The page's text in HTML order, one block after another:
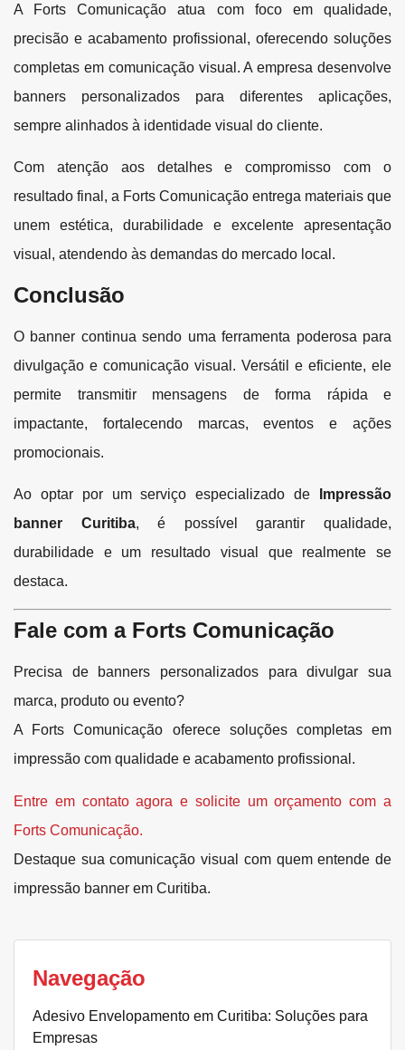
A Forts Comunicação atua com foco em qualidade,
precisão e acabamento profissional, oferecendo soluções
completas em comunicação visual. A empresa desenvolve
banners personalizados para diferentes aplicações,
sempre alinhados à identidade visual do cliente.
Com atenção aos detalhes e compromisso com o
resultado final, a Forts Comunicação entrega materiais que
unem estética, durabilidade e excelente apresentação
visual, atendendo às demandas do mercado local.
Conclusão
O banner continua sendo uma ferramenta poderosa para
divulgação e comunicação visual. Versátil e eficiente, ele
permite transmitir mensagens de forma rápida e
impactante, fortalecendo marcas, eventos e ações
promocionais.
Ao optar por um serviço especializado de
Impressão
banner Curitiba, é possível garantir qualidade,
durabilidade e um resultado visual que realmente se
destaca.
Fale com a Forts Comunicação
Precisa de banners personalizados para divulgar sua
marca, produto ou evento?
A Forts Comunicação oferece soluções completas em
impressão com qualidade e acabamento profissional.
Entre em contato agora e solicite um orçamento com a
Forts Comunicação.
Destaque sua comunicação visual com quem entende de
impressão banner em Curitiba.
Navegação
Adesivo Envelopamento em Curitiba: Soluções para
Empresas